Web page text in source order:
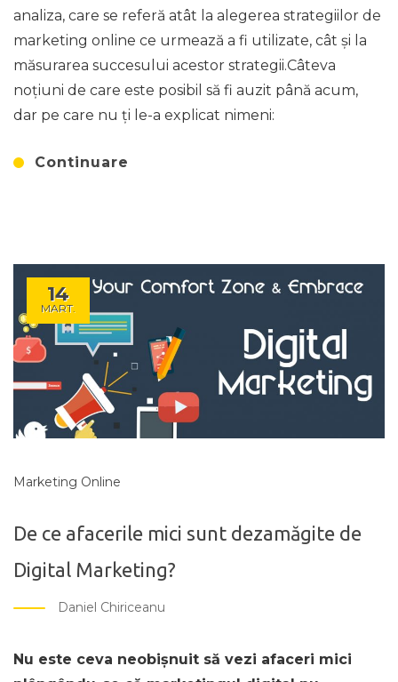
analiza, care se referă atât la alegerea strategiilor de
marketing online ce urmează a fi utilizate, cât și la
măsurarea succesului acestor strategii.Câteva
noțiuni de care este posibil să fi auzit până acum,
dar pe care nu ți le-a explicat nimeni:
Continuare
14
MART.
Marketing Online
De ce afacerile mici sunt dezamăgite de
Digital Marketing?
Daniel Chiriceanu
Nu este ceva neobișnuit să vezi afaceri mici